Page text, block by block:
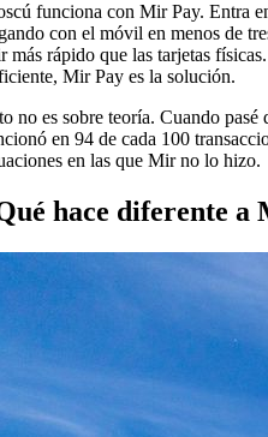
funciona con Mir Pay. Entra
con el móvil en menos de
más rápido que las tarjetas
Mir Pay es la solución.
no es sobre teoría. Cuando
en 94 de cada 100
en las que Mir no lo hizo.
hace diferente a